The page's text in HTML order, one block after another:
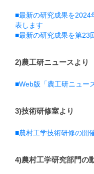
■最新の研究成果を2024
表します
■最新の研究成果を第23
2)農工研ニュースより
■Web版「農工研ニュー
3)技術研修室より
■農村工学技術研修の開
4)農村工学研究部門の